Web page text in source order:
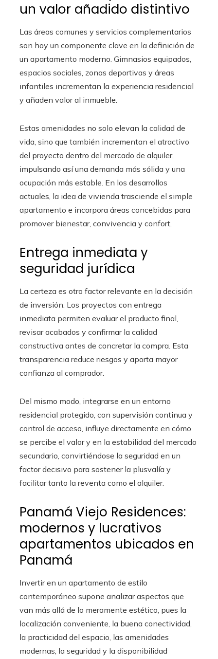
un valor añadido distintivo
Las áreas comunes y servicios complementarios
son hoy un componente clave en la definición de
un apartamento moderno. Gimnasios equipados,
espacios sociales, zonas deportivas y áreas
infantiles incrementan la experiencia residencial
y añaden valor al inmueble.
Estas amenidades no solo elevan la calidad de
vida, sino que también incrementan el atractivo
del proyecto dentro del mercado de alquiler,
impulsando así una demanda más sólida y una
ocupación más estable. En los desarrollos
actuales, la idea de vivienda trasciende el simple
apartamento e incorpora áreas concebidas para
promover bienestar, convivencia y confort.
Entrega inmediata y
seguridad jurídica
La certeza es otro factor relevante en la decisión
de inversión. Los proyectos con entrega
inmediata permiten evaluar el producto final,
revisar acabados y confirmar la calidad
constructiva antes de concretar la compra. Esta
transparencia reduce riesgos y aporta mayor
confianza al comprador.
Del mismo modo, integrarse en un entorno
residencial protegido, con supervisión continua y
control de acceso, influye directamente en cómo
se percibe el valor y en la estabilidad del mercado
secundario, convirtiéndose la seguridad en un
factor decisivo para sostener la plusvalía y
facilitar tanto la reventa como el alquiler.
Panamá Viejo Residences:
modernos y lucrativos
apartamentos ubicados en
Panamá
Invertir en un apartamento de estilo
contemporáneo supone analizar aspectos que
van más allá de lo meramente estético, pues la
localización conveniente, la buena conectividad,
la practicidad del espacio, las amenidades
modernas, la seguridad y la disponibilidad